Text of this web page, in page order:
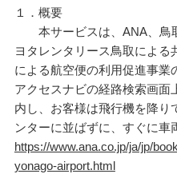
１．概要
本サービスは、ANA、鳥
ヨタレンタリース鳥取による
による航空便の利用促進事業
アクセスナビの経路検索画面
内し、お客様は飛行機を降り
ンターに並ばずに、すぐに車
https://www.ana.co.jp/ja/jp/
yonago-airport.html